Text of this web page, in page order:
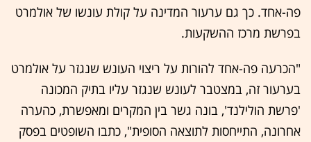
פה-אחד. כך גם ערעור המדינה על קולת עונשו של אולמרט
בפרשת מרכז ההשקעות.
"הכרעה פה-אחד להורות על ריצוי העונש שנגזר על אולמרט
בערעור זה, במצטבר לעונש שנגזר עליו בתיק המכונה
'פרשת הולילנד', בונה גשר בין המקרים ומאפשרת, כהערה
אחרונה, התייחסות לתוצאה הסופית", כתבו השופטים בפסק